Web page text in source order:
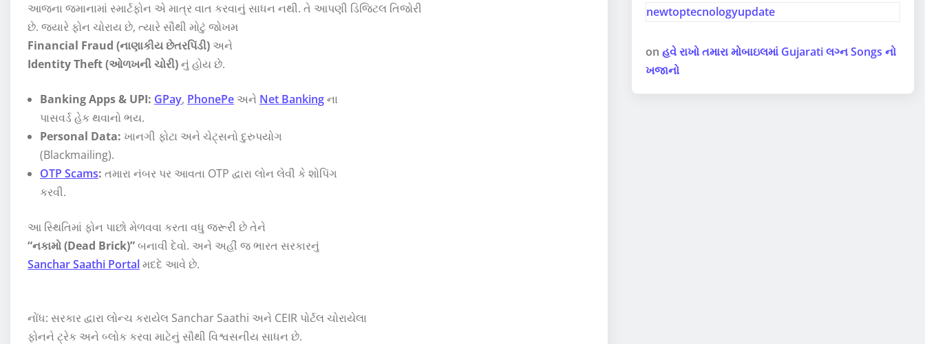
આજના જમાનામાં સ્માર્ટફોન એ માત્ર વાત કરવાનું સાધન નથી. તે આપણી ડિજિટલ તિજોરી
છે. જ્યારે ફોન ચોરાય છે, ત્યારે સૌથી મોટું જોખમ
Financial Fraud (નાણાકીય છેતરપિંડી) અને
Identity Theft (ઓળખની ચોરી)નું હોય છે.
Banking Apps & UPI: GPay, PhonePe અને Net Bankingના
પાસવર્ડ હેક થવાનો ભય.
Personal Data: ખાનગી ફોટા અને ચેટ્સનો દુરુપયોગ
(Blackmailing).
OTP Scams: તમારા નંબર પર આવતા OTP દ્વારા લોન લેવી કે શોપિંગ
કરવી.
આ સ્થિતિમાં ફોન પાછો મેળવવા કરતા વધુ જરૂરી છે તેને
“નકામો (Dead Brick)”બનાવી દેવો. અને અહીં જ ભારત સરકારનું
Sanchar Saathi Portalમદદે આવે છે.
નોંધ: સરકાર દ્વારા લોન્ચ કરાયેલ Sanchar Saathi અને CEIR પોર્ટલ ચોરાયેલા
ફોનને ટ્રેક અને બ્લોક કરવા માટેનું સૌથી વિશ્વસનીય સાધન છે.
newtoptecnologyupdate
on હવે રાખો તમારા મોબાઇલમાં Gujarati લગ્ન Songs નો
ખજાનો